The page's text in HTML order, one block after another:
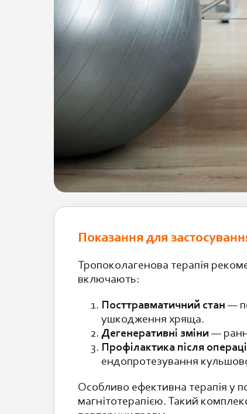
Показання для
Тропоколагенова терапія
включають:
Посттравматичний стан —
ушкодження хряща.
Дегенеративні зміни —
Профілактика після
ендопротезування
Особливо ефективна терапія у
магнітотерапією. Такий